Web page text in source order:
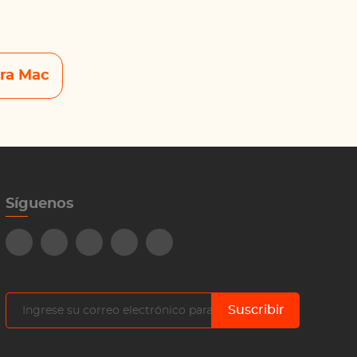
Mac
Síguenos
Suscribir